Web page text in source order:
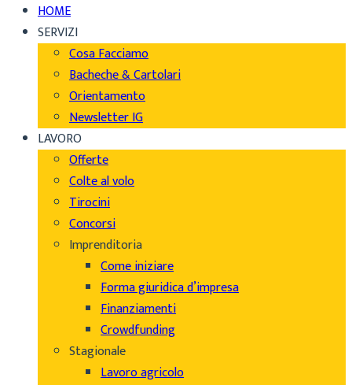
HOME
SERVIZI
Cosa Facciamo
Bacheche & Cartolari
Orientamento
Newsletter IG
LAVORO
Offerte
Colte al volo
Tirocini
Concorsi
Imprenditoria
Come iniziare
Forma giuridica d’impresa
Finanziamenti
Crowdfunding
Stagionale
Lavoro agricolo